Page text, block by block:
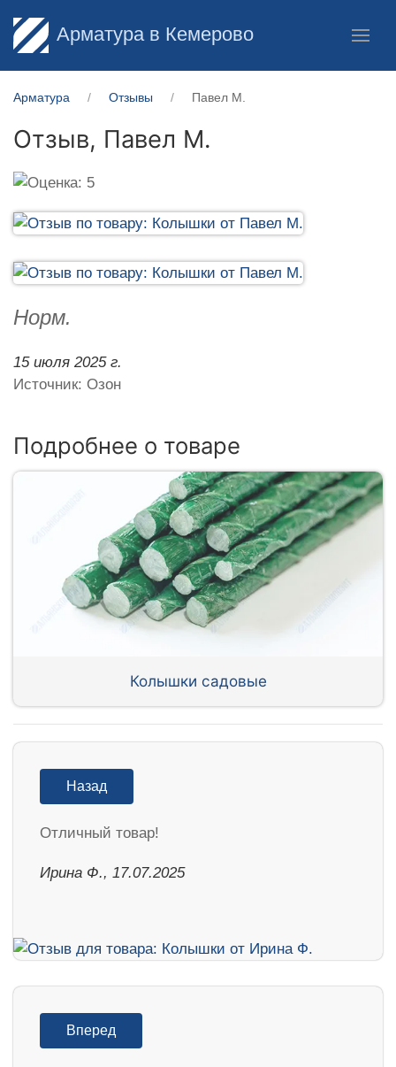
Арматура в Кемерово
Арматура Отзывы Павел М.
Отзыв, Павел М.
Норм.
15 июля 2025 г.
Источник: Озон
Подробнее о товаре
Колышки садовые
Назад
Отличный товар!
Ирина Ф., 17.07.2025
Вперед